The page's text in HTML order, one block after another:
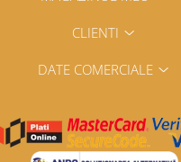
CLIENTI
DATE COMERCIALE